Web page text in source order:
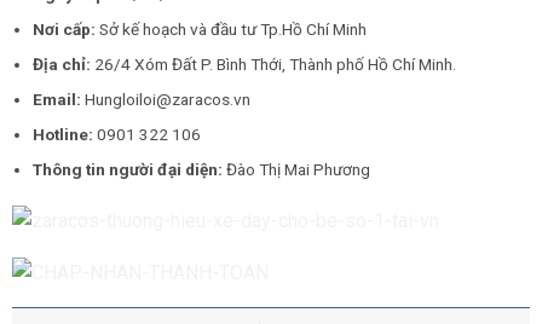
Nơi cấp:Sở kế hoạch và đầu tư Tp.Hồ Chí Minh
Địa chỉ: 26/4 Xóm Đất P. Bình Thới, Thành phố Hồ Chí Minh.
Email:Hungloiloi@zaracos.vn
Hotline:0901 322 106
Thông tin người đại diện:Đào Thị Mai Phương